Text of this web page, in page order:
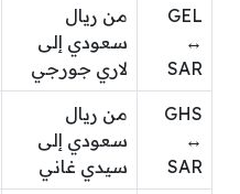
GEL
↔
SAR
من ريال
سعودي إلى
لاري جورجي
GHS
↔
SAR
من ريال
سعودي إلى
سيدي غاني